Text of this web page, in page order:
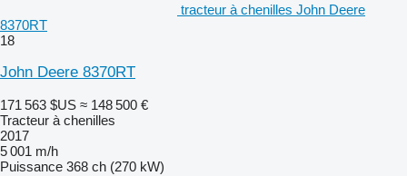
tracteur à chenilles John Deere
8370RT
18
John Deere 8370RT
171 563 $US ≈ 148 500 €
Tracteur à chenilles
2017
5 001 m/h
Puissance 368 ch (270 kW)